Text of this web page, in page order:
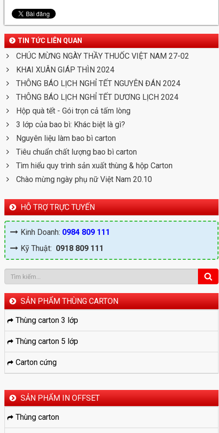
TIN TỨC LIÊN QUAN
CHÚC MỪNG NGÀY THẦY THUỐC VIỆT NAM 27-02
KHAI XUÂN GIÁP THÌN 2024
THÔNG BÁO LỊCH NGHỈ TẾT NGUYÊN ĐÁN 2024
THÔNG BÁO LỊCH NGHỈ TẾT DƯƠNG LỊCH 2024
Hộp quà tết - Gói trọn cả tấm lòng
3 lớp của bao bì: Khác biệt là gì?
Nguyên liệu làm bao bì carton
Tiêu chuẩn chất lượng bao bì carton
Tìm hiểu quy trình sản xuất thùng & hộp Carton
Chào mừng ngày phụ nữ Việt Nam 20.10
HỖ TRỢ TRỰC TUYẾN
Kinh Doanh: 0984 809 111
Kỹ Thuật: 0918 809 111
SẢN PHẨM THÙNG CARTON
Thùng carton 3 lớp
Thùng carton 5 lớp
Carton cứng
SẢN PHẨM IN OFFSET
Thùng carton